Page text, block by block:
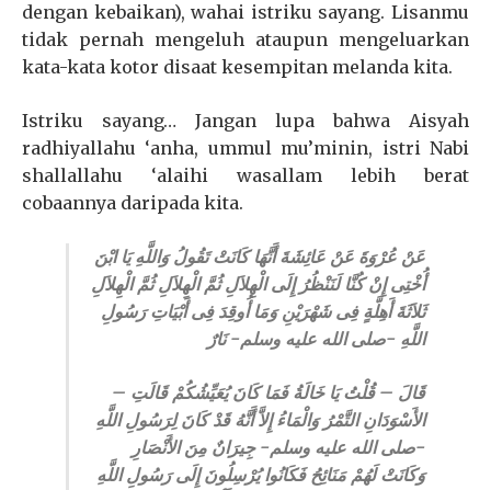
dengan kebaikan), wahai istriku sayang. Lisanmu
tidak pernah mengeluh ataupun mengeluarkan
kata-kata kotor disaat kesempitan melanda kita.
Istriku sayang… Jangan lupa bahwa Aisyah
radhiyallahu ‘anha, ummul mu’minin, istri Nabi
shallallahu ‘alaihi wasallam lebih berat
cobaannya daripada kita.
عَنْ عُرْوَةَ عَنْ عَائِشَةَ أَنَّهَا كَانَتْ تَقُولُ وَاللَّهِ يَا ابْنَ
أُخْتِى إِنْ كُنَّا لَنَنْظُرُ إِلَى الْهِلاَلِ ثُمَّ الْهِلاَلِ ثُمَّ الْهِلاَلِ
ثَلاَثَةَ أَهِلَّةٍ فِى شَهْرَيْنِ وَمَا أُوقِدَ فِى أَبْيَاتِ رَسُولِ
اللَّهِ -صلى الله عليه وسلم- نَارٌ
– قَالَ – قُلْتُ يَا خَالَةُ فَمَا كَانَ يُعَيِّشُكُمْ قَالَتِ
الأَسْوَدَانِ التَّمْرُ وَالْمَاءُ إِلاَّ أَنَّهُ قَدْ كَانَ لِرَسُولِ اللَّهِ
-صلى الله عليه وسلم- جِيرَانٌ مِنَ الأَنْصَارِ
وَكَانَتْ لَهُمْ مَنَائِحُ فَكَانُوا يُرْسِلُونَ إِلَى رَسُولِ اللَّهِ